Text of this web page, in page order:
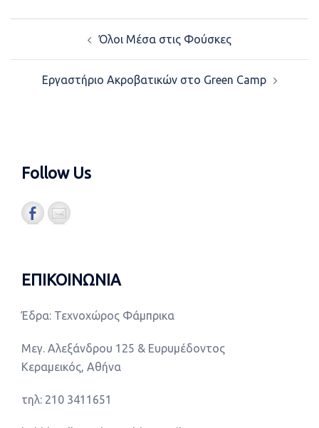
navigation
Όλοι Μέσα στις Φούσκες
Εργαστήριο Ακροβατικών στο Green Camp
Follow Us
ΕΠΙΚΟΙΝΩΝΙΑ
Έδρα: Τεχνοχώρος Φάμπρικα
Μεγ. Αλεξάνδρου 125 & Ευρυμέδοντος
Κεραμεικός, Αθήνα
τηλ: 210 3411651